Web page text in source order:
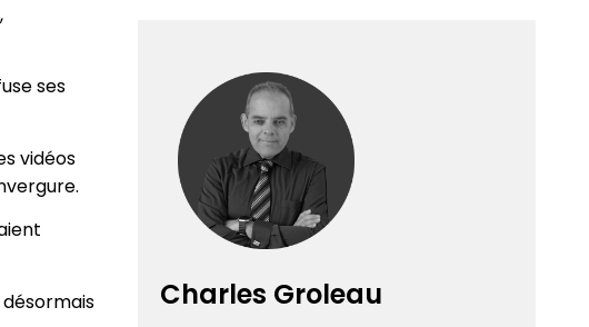
ses
vidéos
Charles Groleau